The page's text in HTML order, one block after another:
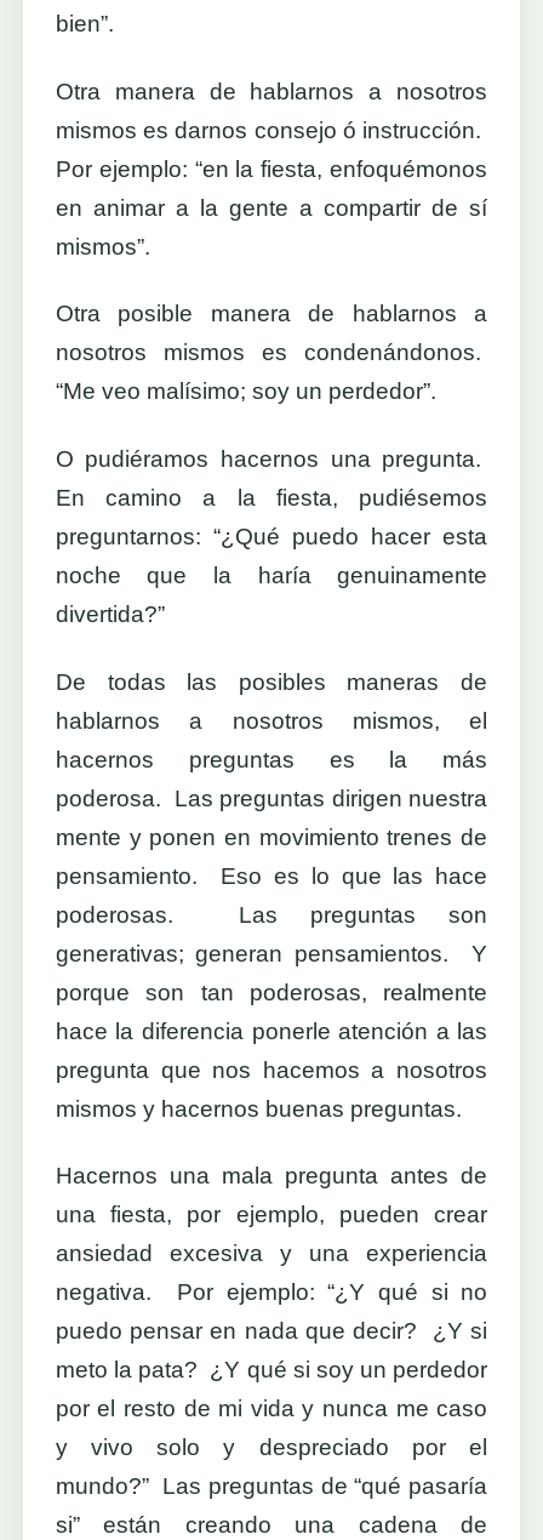
bien”.
Otra manera de hablarnos a nosotros
mismos es darnos consejo ó instrucción.
Por ejemplo: “en la fiesta, enfoquémonos
en animar a la gente a compartir de sí
mismos”.
Otra posible manera de hablarnos a
nosotros mismos es condenándonos.
“Me veo malísimo; soy un perdedor”.
O pudiéramos hacernos una pregunta.
En camino a la fiesta, pudiésemos
preguntarnos: “¿Qué puedo hacer esta
noche que la haría genuinamente
divertida?”
De todas las posibles maneras de
hablarnos a nosotros mismos, el
hacernos preguntas es la más
poderosa. Las preguntas dirigen nuestra
mente y ponen en movimiento trenes de
pensamiento. Eso es lo que las hace
poderosas. Las preguntas son
generativas; generan pensamientos. Y
porque son tan poderosas, realmente
hace la diferencia ponerle atención a las
pregunta que nos hacemos a nosotros
mismos y hacernos buenas preguntas.
Hacernos una mala pregunta antes de
una fiesta, por ejemplo, pueden crear
ansiedad excesiva y una experiencia
negativa. Por ejemplo: “¿Y qué si no
puedo pensar en nada que decir? ¿Y si
meto la pata? ¿Y qué si soy un perdedor
por el resto de mi vida y nunca me caso
y vivo solo y despreciado por el
mundo?” Las preguntas de “qué pasaría
si” están creando una cadena de